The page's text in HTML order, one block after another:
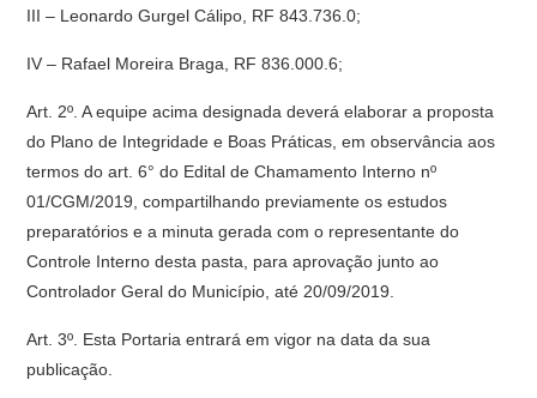
III – Leonardo Gurgel Cálipo, RF 843.736.0;
IV – Rafael Moreira Braga, RF 836.000.6;
Art. 2º. A equipe acima designada deverá elaborar a proposta
do Plano de Integridade e Boas Práticas, em observância aos
termos do art. 6° do Edital de Chamamento Interno nº
01/CGM/2019, compartilhando previamente os estudos
preparatórios e a minuta gerada com o representante do
Controle Interno desta pasta, para aprovação junto ao
Controlador Geral do Município, até 20/09/2019.
Art. 3º. Esta Portaria entrará em vigor na data da sua
publicação.